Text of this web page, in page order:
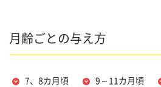
月齢ごとの与え方
7、8カ月頃 9～11カ月頃